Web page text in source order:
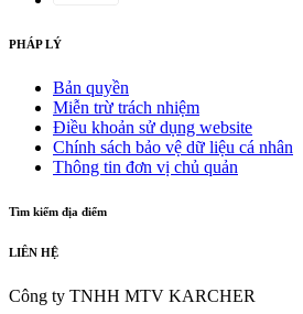
PHÁP LÝ
Bản quyền
Miễn trừ trách nhiệm
Điều khoản sử dụng website
Chính sách bảo vệ dữ liệu cá nhân
Thông tin đơn vị chủ quản
Tìm kiếm địa điểm
LIÊN HỆ
Công ty TNHH MTV KARCHER